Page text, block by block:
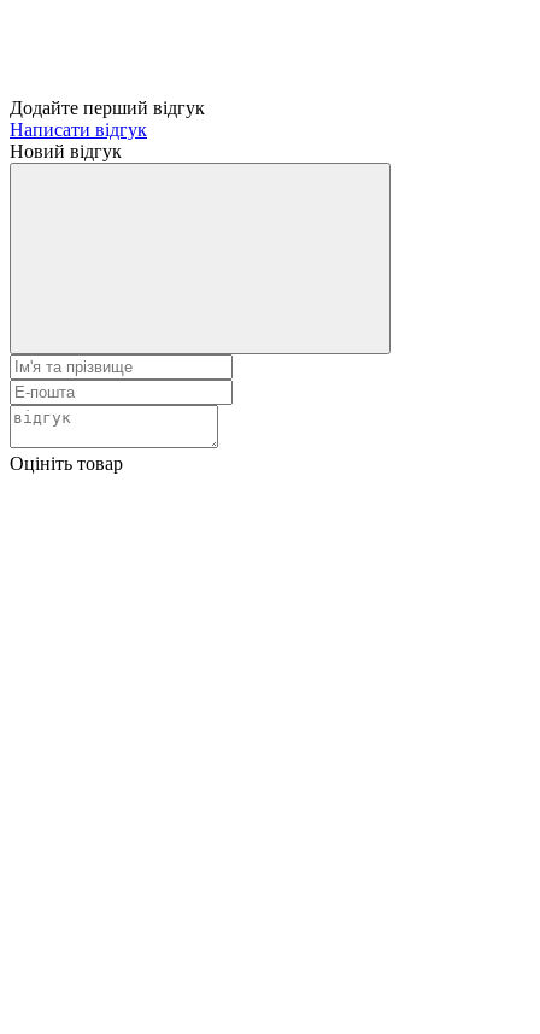
Додайте перший відгук
Написати відгук
Новий відгук
Оцініть товар